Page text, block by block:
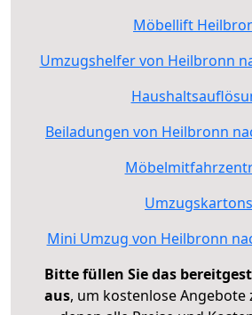
Möbellift
Umzugshelfer von Heilbronn
Beiladungen von Heilbronn
Umzugskartons
Mini Umzug von Heilbronn
Bitte füllen Sie das
aus, um kostenlose Angebote